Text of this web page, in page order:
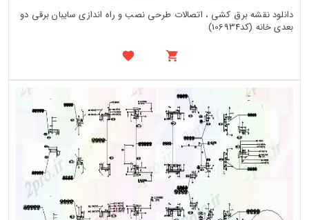
دانلود نقشه برق کشی ، اتصالات طرحی نصب و راه اندازی سایبان برقی دو
بعدی خانه (کد106934)